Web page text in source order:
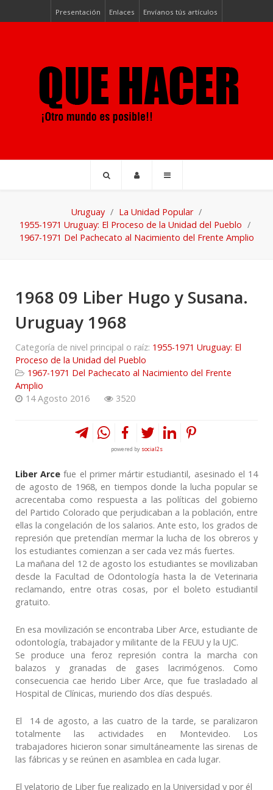
Presentación Enlaces Envíanos tús artículos
Uruguay
La Unidad Popular
1955-1971 Uruguay: El Proceso de la Unidad del Pueblo
1967-1971 Del Pachecato al Nacimiento del Frente Amplio
1968 09 Liber Hugo y Susana.
Uruguay 1968
Categoría de nivel principal o raíz: 1955-1971 Uruguay: El
Proceso de la Unidad del Pueblo
1967-1971 Del Pachecato al Nacimiento del Frente
Amplio
14 Agosto 2016
3520
powered by social2s
Liber Arce fue el primer mártir estudiantil, asesinado el 14
de agosto de 1968, en tiempos donde la lucha popular se
acrecentaba como respuesta a las políticas del gobierno
del Partido Colorado que perjudicaban a la población, entre
ellas la congelación de los salarios. Ante esto, los grados de
represión que pretendían mermar la lucha de los obreros y
los estudiantes comienzan a ser cada vez más fuertes.
La mañana del 12 de agosto los estudiantes se movilizaban
desde la Facultad de Odontología hasta la de Veterinaria
reclamando, entre otras cosas, por el boleto estudiantil
gratuito.
En esa movilización se encontraba Liber Arce, estudiante de
odontología, trabajador y militante de la FEUU y la UJC.
Se produce una feroz represión contra la marcha con
balazos y granadas de gases lacrimógenos. Como
consecuencia cae herido Liber Arce, que fue trasladado al
Hospital de Clínicas, muriendo dos días después.
El 14 de agosto, a las cuatro de la tarde, se paralizaron
totalmente las actividades en Montevideo. Los
trabajadores hicieron sonar simultáneamente las sirenas de
las fábricas y se reúnen en asamblea en cada lugar.
El velatorio de Liber fue realizado en la Universidad y por él